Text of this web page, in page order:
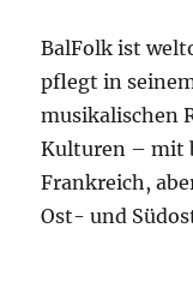
BalFolk ist
pflegt in
musikalischen
Kulturen – mit
Frankreich,
Ost- und